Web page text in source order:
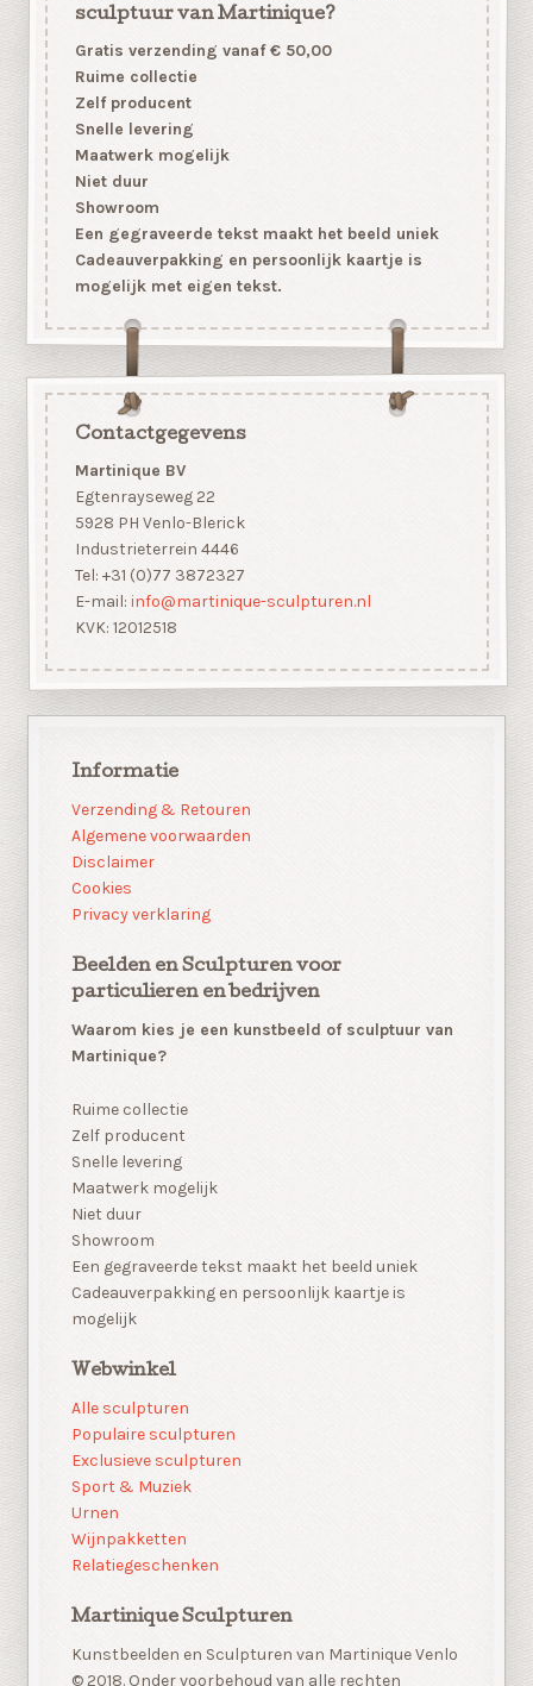
sculptuur van Martinique?
Gratis verzending vanaf € 50,00
Ruime collectie
Zelf producent
Snelle levering
Maatwerk mogelijk
Niet duur
Showroom
Een gegraveerde tekst maakt het beeld uniek
Cadeauverpakking en persoonlijk kaartje is
mogelijk met eigen tekst.
Contactgegevens
Martinique BV
Egtenrayseweg 22
5928 PH Venlo-Blerick
Industrieterrein 4446
Tel: +31 (0)77 3872327
E-mail: info@martinique-sculpturen.nl
KVK: 12012518
Informatie
Verzending & Retouren
Algemene voorwaarden
Disclaimer
Cookies
Privacy verklaring
Beelden en Sculpturen voor
particulieren en bedrijven
Waarom kies je een kunstbeeld of sculptuur van
Martinique?
Ruime collectie
Zelf producent
Snelle levering
Maatwerk mogelijk
Niet duur
Showroom
Een gegraveerde tekst maakt het beeld uniek
Cadeauverpakking en persoonlijk kaartje is
mogelijk
Webwinkel
Alle sculpturen
Populaire sculpturen
Exclusieve sculpturen
Sport & Muziek
Urnen
Wijnpakketten
Relatiegeschenken
Martinique Sculpturen
Kunstbeelden en Sculpturen van Martinique Venlo
© 2018. Onder voorbehoud van alle rechten